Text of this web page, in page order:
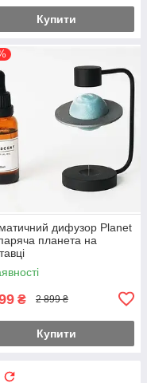
Купити
дифузор Planet
планета на
₴ 2 899 ₴
Купити